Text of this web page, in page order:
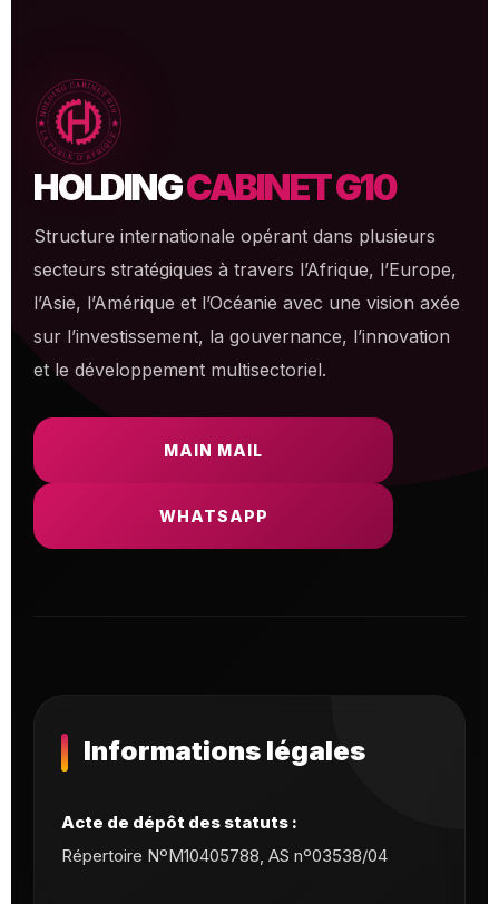
HOLDINGCABINET G10
Structure internationale opérant dans plusieurs
secteurs stratégiques à travers l’Afrique, l’Europe,
l’Asie, l’Amérique et l’Océanie avec une vision axée
sur l’investissement, la gouvernance, l’innovation
et le développement multisectoriel.
MAIN MAIL
WHATSAPP
Informations légales
Acte de dépôt des statuts :
Répertoire NºM10405788, AS nº03538/04